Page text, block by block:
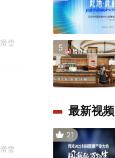
滑雪
滑雪
5
最新视频
21